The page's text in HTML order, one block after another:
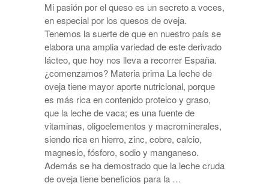
Mi pasión por el queso es un secreto a voces,
en especial por los quesos de oveja.
Tenemos la suerte de que en nuestro país se
elabora una amplia variedad de este derivado
lácteo, que hoy nos lleva a recorrer España.
¿comenzamos? Materia prima La leche de
oveja tiene mayor aporte nutricional, porque
es más rica en contenido proteico y graso,
que la leche de vaca; es una fuente de
vitaminas, oligoelementos y macrominerales,
siendo rica en hierro, zinc, cobre, calcio,
magnesio, fósforo, sodio y manganeso.
Además se ha demostrado que la leche cruda
de oveja tiene beneficios para la …